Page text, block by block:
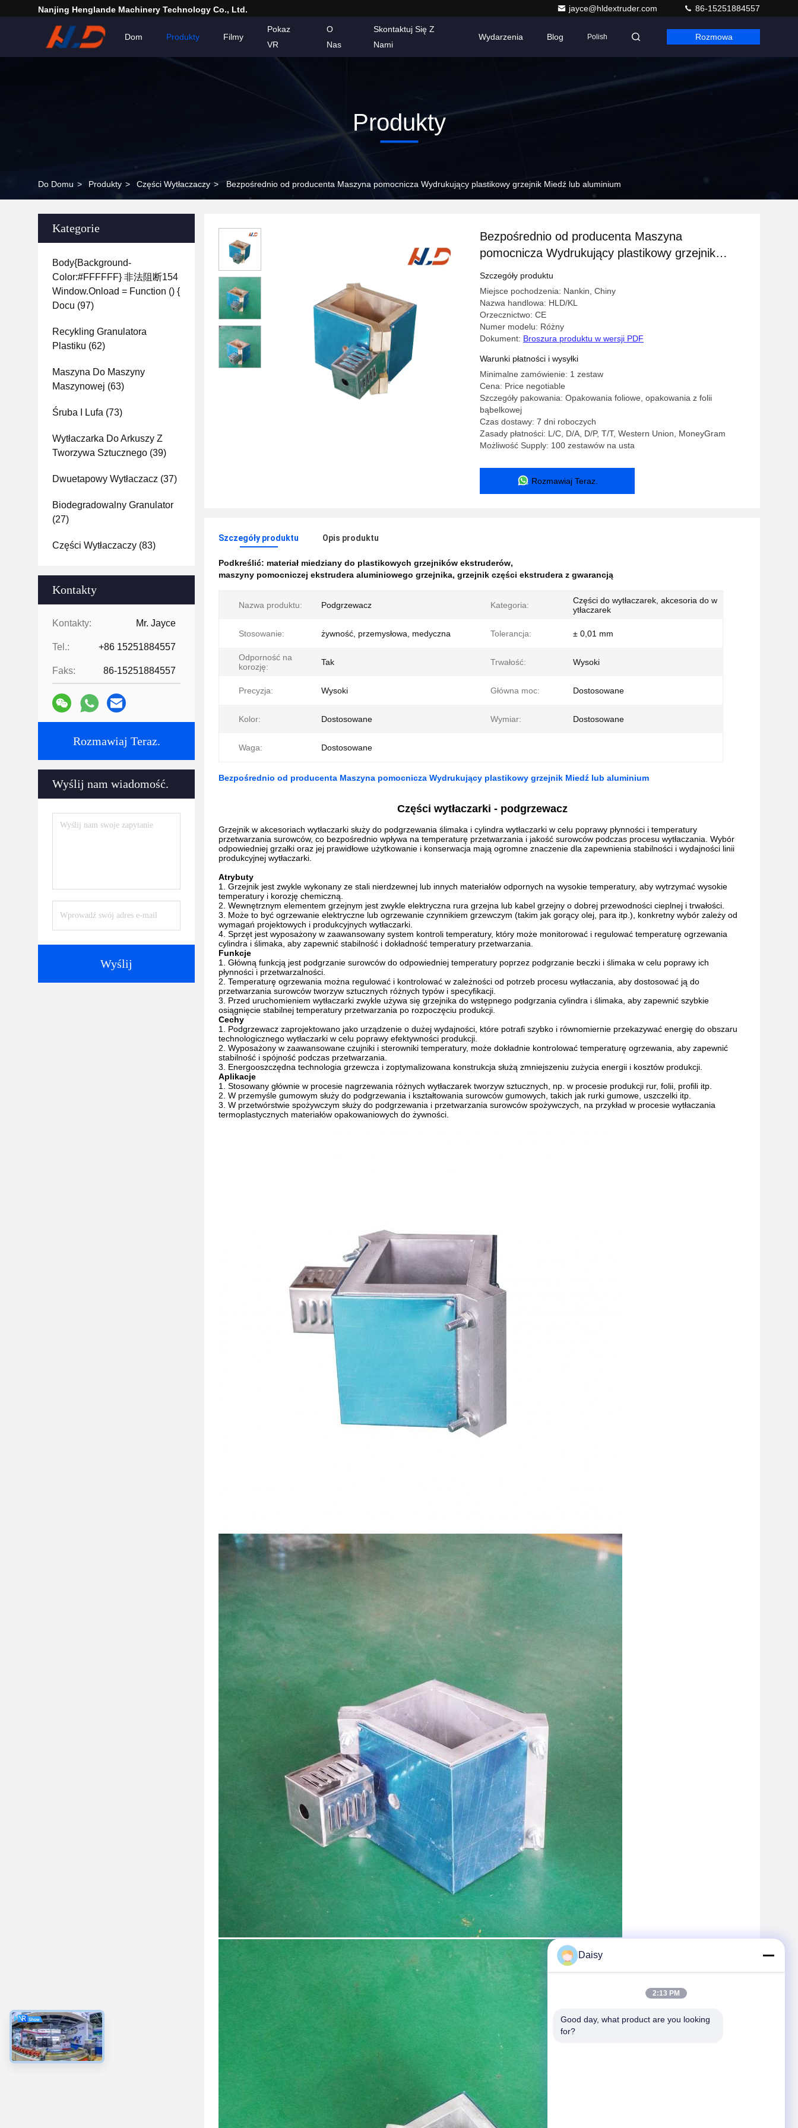
Nanjing Henglande Machinery Technology Co., Ltd. jayce@hldextruder.com 86-15251884557
Dom Produkty Filmy
Pokaz
VR
O
Nas
Skontaktuj Się Z
Nami
Wydarzenia Blog Polish Rozmowa
Produkty
Do Domu > Produkty > Części Wytłaczaczy > Bezpośrednio od producenta Maszyna pomocnicza Wydrukujący plastikowy grzejnik Miedź lub aluminium
Kategorie
Body{background-
Color:#FFFFFF} 非法阻断154
Window.onload = Function () {
Docu (97)
Recykling Granulatora
Plastiku (62)
Maszyna Do Maszyny
Maszynowej (63)
Śruba I Lufa (73)
Wytłaczarka Do Arkuszy Z
Tworzywa Sztucznego (39)
Dwuetapowy Wytłaczacz (37)
Biodegradowalny Granulator
(27)
Części Wytłaczaczy (83)
Kontakty
Kontakty: Mr. Jayce
Tel.: +86 15251884557
Faks: 86-15251884557
Rozmawiaj Teraz.
Wyślij nam wiadomość.
Wyślij
Bezpośrednio od producenta Maszyna
pomocnicza Wydrukujący plastikowy grzejnik
Miedź lub aluminium
Szczegóły produktu
Miejsce pochodzenia: Nankin, Chiny
Nazwa handlowa: HLD/KL
Orzecznictwo: CE
Numer modelu: Różny
Dokument: Broszura produktu w wersji PDF
Warunki płatności i wysyłki
Minimalne zamówienie: 1 zestaw
Cena: Price negotiable
Szczegóły pakowania: Opakowania foliowe, opakowania z folii
bąbelkowej
Czas dostawy: 7 dni roboczych
Zasady płatności: L/C, D/A, D/P, T/T, Western Union, MoneyGram
Możliwość Supply: 100 zestawów na usta
Rozmawiaj Teraz.
Szczegóły produktu Opis produktu
Podkreślić: materiał miedziany do plastikowych grzejników ekstruderów,
maszyny pomocniczej ekstrudera aluminiowego grzejnika, grzejnik części ekstrudera z gwarancją
Nazwa produktu: Podgrzewacz Kategoria:
Części do wytłaczarek, akcesoria do w
ytłaczarek
Stosowanie: żywność, przemysłowa, medyczna Tolerancja: ± 0,01 mm
Odporność na
korozję:
Tak Trwałość: Wysoki
Precyzja: Wysoki Główna moc: Dostosowane
Kolor: Dostosowane Wymiar: Dostosowane
Waga: Dostosowane
Bezpośrednio od producenta Maszyna pomocnicza Wydrukujący plastikowy grzejnik Miedź lub aluminium
Części wytłaczarki - podgrzewacz
Grzejnik w akcesoriach wytłaczarki służy do podgrzewania ślimaka i cylindra wytłaczarki w celu poprawy płynności i temperatury
przetwarzania surowców, co bezpośrednio wpływa na temperaturę przetwarzania i jakość surowców podczas procesu wytłaczania. Wybór
odpowiedniej grzałki oraz jej prawidłowe użytkowanie i konserwacja mają ogromne znaczenie dla zapewnienia stabilności i wydajności linii
produkcyjnej wytłaczarki.
Atrybuty
Grzejnik jest zwykle wykonany ze stali nierdzewnej lub innych materiałów odpornych na wysokie temperatury, aby wytrzymać wysokie
temperatury i korozję chemiczną.
Wewnętrznym elementem grzejnym jest zwykle elektryczna rura grzejna lub kabel grzejny o dobrej przewodności cieplnej i trwałości.
Może to być ogrzewanie elektryczne lub ogrzewanie czynnikiem grzewczym (takim jak gorący olej, para itp.), konkretny wybór zależy od
wymagań projektowych i produkcyjnych wytłaczarki.
Sprzęt jest wyposażony w zaawansowany system kontroli temperatury, który może monitorować i regulować temperaturę ogrzewania
cylindra i ślimaka, aby zapewnić stabilność i dokładność temperatury przetwarzania.
Funkcje
Główną funkcją jest podgrzanie surowców do odpowiedniej temperatury poprzez podgrzanie beczki i ślimaka w celu poprawy ich
płynności i przetwarzalności.
Temperaturę ogrzewania można regulować i kontrolować w zależności od potrzeb procesu wytłaczania, aby dostosować ją do
przetwarzania surowców tworzyw sztucznych różnych typów i specyfikacji.
Przed uruchomieniem wytłaczarki zwykle używa się grzejnika do wstępnego podgrzania cylindra i ślimaka, aby zapewnić szybkie
osiągnięcie stabilnej temperatury przetwarzania po rozpoczęciu produkcji.
Cechy
Podgrzewacz zaprojektowano jako urządzenie o dużej wydajności, które potrafi szybko i równomiernie przekazywać energię do obszaru
technologicznego wytłaczarki w celu poprawy efektywności produkcji.
Wyposażony w zaawansowane czujniki i sterowniki temperatury, może dokładnie kontrolować temperaturę ogrzewania, aby zapewnić
stabilność i spójność podczas przetwarzania.
Energooszczędna technologia grzewcza i zoptymalizowana konstrukcja służą zmniejszeniu zużycia energii i kosztów produkcji.
Aplikacje
Stosowany głównie w procesie nagrzewania różnych wytłaczarek tworzyw sztucznych, np. w procesie produkcji rur, folii, profili itp.
W przemyśle gumowym służy do podgrzewania i kształtowania surowców gumowych, takich jak rurki gumowe, uszczelki itp.
W przetwórstwie spożywczym służy do podgrzewania i przetwarzania surowców spożywczych, na przykład w procesie wytłaczania
termoplastycznych materiałów opakowaniowych do żywności.
Daisy
2:13 PM
Good day, what product are you looking
for?